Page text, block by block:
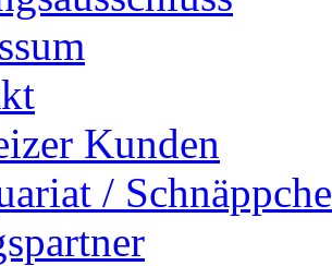
Kunden
/